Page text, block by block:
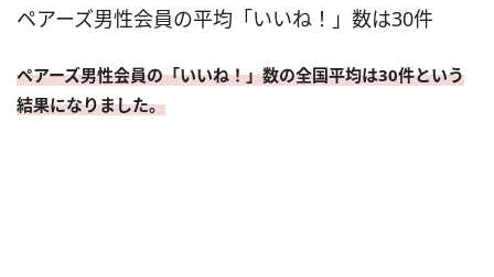
ペアーズ男性会員の平均「いいね！」数は30件
ペアーズ男性会員の「いいね！」数の全国平均は30件という
結果になりました。